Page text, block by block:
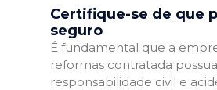
Certifique-se de que
seguro
É fundamental que a
reformas contratada
responsabilidade civil e